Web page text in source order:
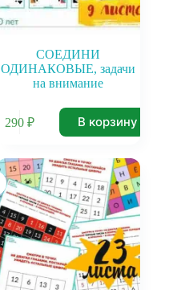
СОЕДИНИ
ОДИНАКОВЫЕ, задачи
на внимание
290₽ В корзину